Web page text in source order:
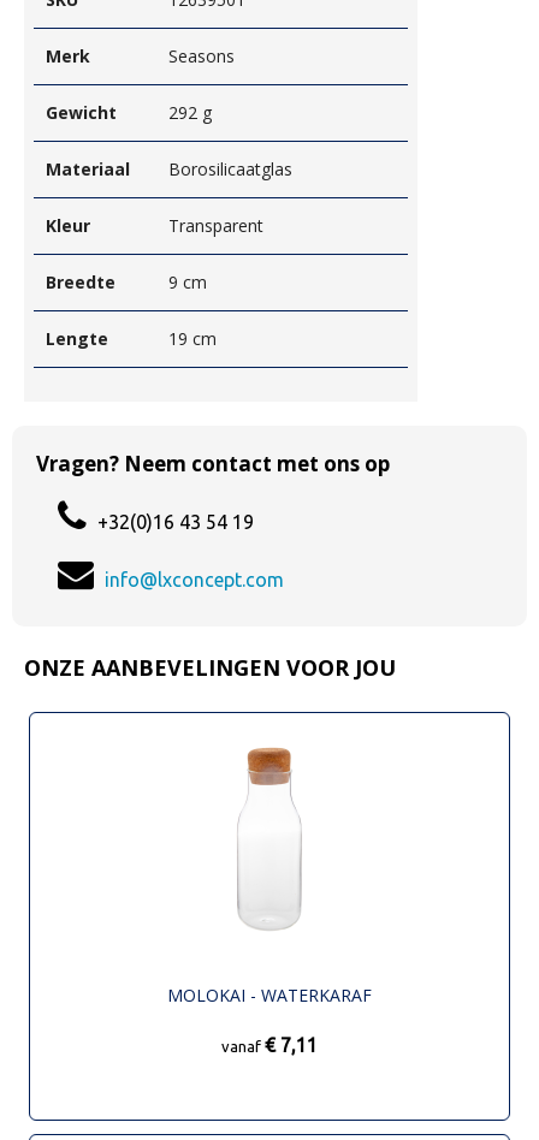
Merk Seasons
Gewicht 292 g
Materiaal Borosilicaatglas
Kleur Transparent
Breedte 9 cm
Lengte 19 cm
Vragen? Neem contact met ons op
+32(0)16 43 54 19
info@lxconcept.com
ONZE AANBEVELINGEN VOOR JOU
MOLOKAI - WATERKARAF
vanaf € 7,11